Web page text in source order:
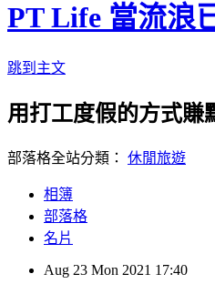
PT Life 當流浪
跳到主文
用打工度假的方式賺
部落格全站分類： 休閒旅遊
相簿
部落格
名片
Aug 23 Mon 2021 17:40